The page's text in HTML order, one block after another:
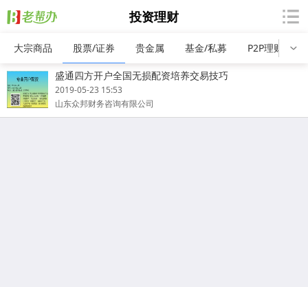
投资理财
大宗商品 股票/证券 贵金属 基金/私募 P2P理财
盛通四方开户全国无损配资培养交易技巧
2019-05-23 15:53
山东众邦财务咨询有限公司